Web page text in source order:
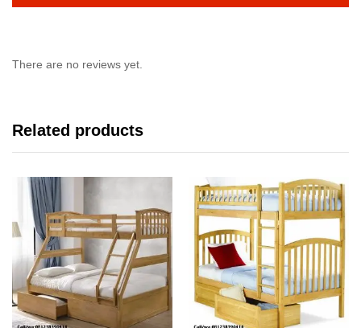
There are no reviews yet.
Related products